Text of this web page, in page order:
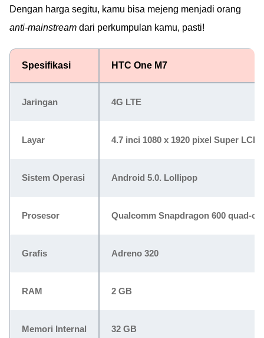
Dengan harga segitu, kamu bisa mejeng menjadi orang
anti-mainstream dari perkumpulan kamu, pasti!
Spesifikasi HTC One M7
Jaringan 4G LTE
Layar 4.7 inci 1080 x 1920 pixel Super LCD3
Sistem Operasi Android 5.0. Lollipop
Prosesor Qualcomm Snapdragon 600 quad-
Grafis Adreno 320
RAM 2 GB
Memori Internal 32 GB